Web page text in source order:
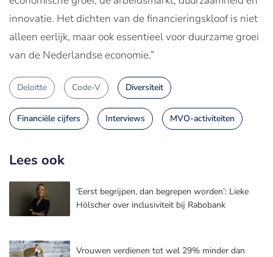
innovatie. Het dichten van de financieringskloof is niet
alleen eerlijk, maar ook essentieel voor duurzame groei
van de Nederlandse economie.”
Deloitte Code-V Diversiteit
Financiële cijfers Interviews MVO-activiteiten
Lees ook
‘Eerst begrijpen, dan begrepen worden’: Lieke
Hölscher over inclusiviteit bij Rabobank
Vrouwen verdienen tot wel 29% minder dan